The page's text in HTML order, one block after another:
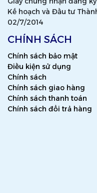
Kế hoạch và Đầu tư
02/7/2014
CHÍNH SÁCH
Chính sách bảo mật
Điều kiện sử dụng
Chính sách
Chính sách giao hàng
Chính sách thanh toán
Chính sách đổi trả hàng